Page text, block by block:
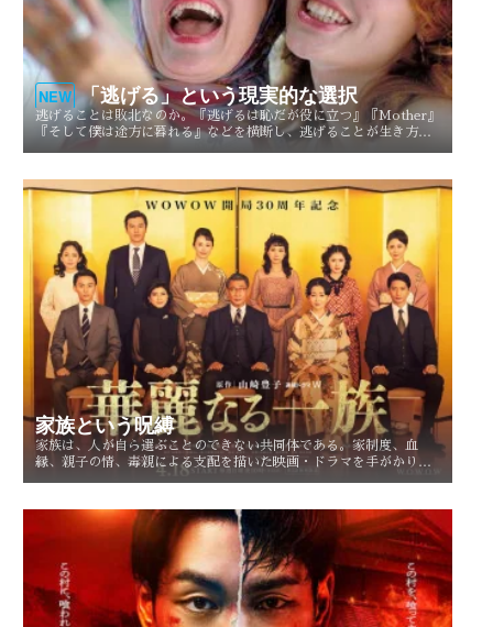
NEW 「逃げる」という現実的な選択
逃げることは敗北なのか。『逃げるは恥だが役に立つ』『Mother』
『そして僕は途方に暮れる』などを横断し、逃げることが生き方や
家族という呪縛
家族は、人が自ら選ぶことのできない共同体である。家制度、血
縁、親子の情、毒親による支配を描いた映画・ドラマを手がかり